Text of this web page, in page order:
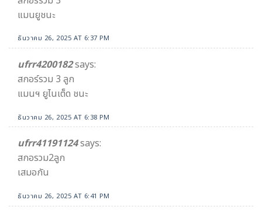
แมนยูชนะ
ธันวาคม 26, 2025 AT 6:37 PM
ufrr4200182says:
สกอร์รวม 3 ลูก
แมนฯ ยูไนเต็ด ชนะ
ธันวาคม 26, 2025 AT 6:38 PM
ufrr41191124says:
สกอรวม2ลูก
เสมอกัน
ธันวาคม 26, 2025 AT 6:41 PM